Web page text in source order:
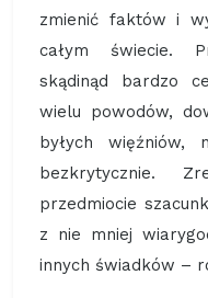
zmienić faktów i
całym świecie.
skądinąd bardzo
wielu powodów,
byłych więźniów,
bezkrytycznie.
przedmiocie
z nie mniej
innych świadków –